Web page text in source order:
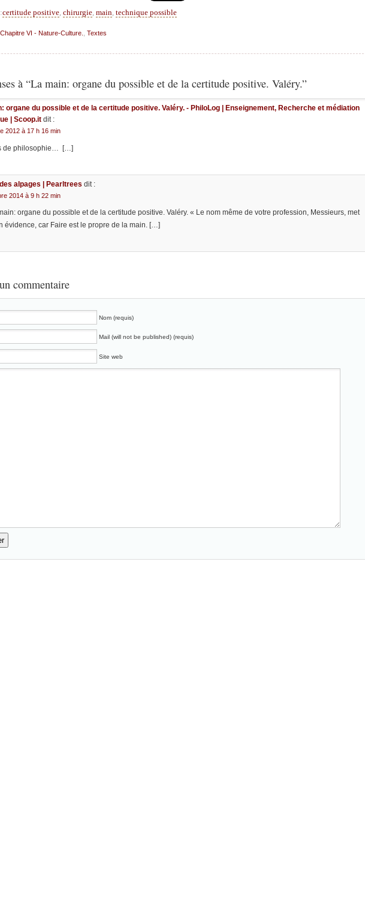
certitude positive, chirurgie, main, technique possible
Chapitre VI - Nature-Culture. Textes
à “La main: organe du possible et de la certitude positive. Valéry.”
organe du possible et de la certitude positive. Valéry. - PhiloLog | Enseignement, Recherche et médiation
| Scoop.it dit :
2012 à 17 h 16 min
de philosophie… […]
alpages | Pearltrees dit :
2014 à 9 h 22 min
organe du possible et de la certitude positive. Valéry. « Le nom même de votre profession, Messieurs, met
évidence, car Faire est le propre de la main. […]
commentaire
Nom (requis)
Mail (will not be published) (requis)
Site web